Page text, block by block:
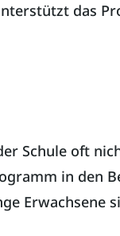
das
Schule oft
in den
Erwachsene